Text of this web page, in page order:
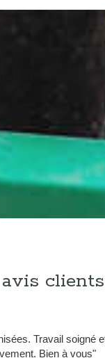
clients
Travail soigné
Bien à vous"